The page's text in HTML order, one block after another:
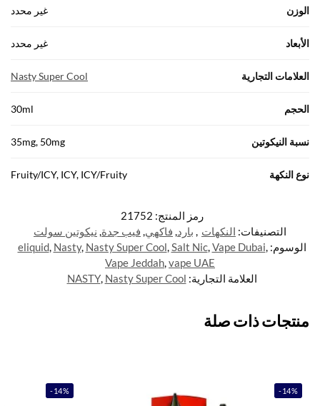
الوزن غير محدد
الأبعاد غير محدد
العلامات التجارية Nasty Super Cool
الحجم 30ml
نسبة النيكوتين 35mg, 50mg
نوع النكهة Fruity/ICY, ICY, ICY/Fruity
رمز المنتج: 21752
التصنيفات: النكهات , بارد, فاكهي, فيب جدة, نيكوتين سولت
الوسوم:
eliquid, Nasty, Nasty Super Cool,Salt Nic,Vape Dubai,
Vape Jeddah,vape UAE
العلامة التجارية:
NASTY, Nasty Super Cool
منتجات ذات صلة
-14%
-14%